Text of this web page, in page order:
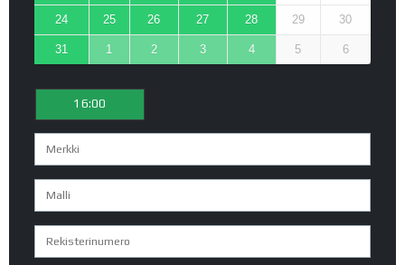
24 25 26 27 28 29 30
31 1 2 3 4 5 6
16:00